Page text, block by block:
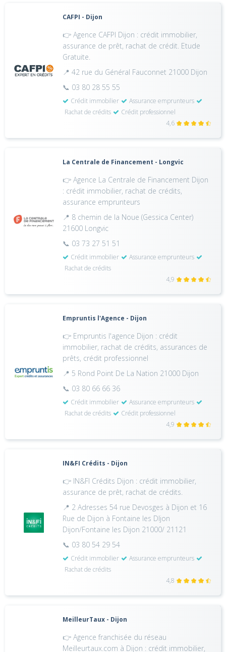
CAFPI - Dijon
👉 Agence CAFPI Dijon : crédit immobilier,
assurance de prêt, rachat de crédit. Etude
Gratuite.
📍 42 rue du Général Fauconnet 21000 Dijon
📞 03 80 28 55 55
Crédit immobilier
Assurance emprunteurs
Rachat de crédits
Crédit professionnel
4,6
La Centrale de Financement - Longvic
👉 Agence La Centrale de Financement Dijon
: crédit immobilier, rachat de crédits,
assurance emprunteurs
📍 8 chemin de la Noue (Gessica Center)
21600 Longvic
📞 03 73 27 51 51
Crédit immobilier
Assurance emprunteurs
Rachat de crédits
4,9
Empruntis l'Agence - Dijon
👉 Empruntis l'agence Dijon : crédit
immobilier, rachat de crédits, assurances de
prêts, crédit professionnel
📍 5 Rond Point De La Nation 21000 Dijon
📞 03 80 66 66 36
Crédit immobilier
Assurance emprunteurs
Rachat de crédits
Crédit professionnel
4,9
IN&FI Crédits - Dijon
👉 IN&FI Crédits Dijon : crédit immobilier,
assurance de prêt, rachat de crédits.
📍 2 Adresses 54 rue Devosges à Dijon et 16
Rue de Dijon à Fontaine les DIjon
Dijon/Fontaine les Dijon 21000/ 21121
📞 03 80 54 29 54
Crédit immobilier
Assurance emprunteurs
Rachat de crédits
4,8
MeilleurTaux - Dijon
👉 Agence franchisée du réseau
Meilleurtaux.com à Dijon : crédit immobilier,